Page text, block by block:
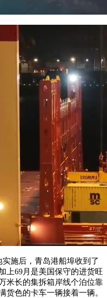
施后，青岛港船埠收到了
上69月是美国保守的进货旺
米长的集拆箱岸线个泊位靠
货色的卡车一辆接着一辆。